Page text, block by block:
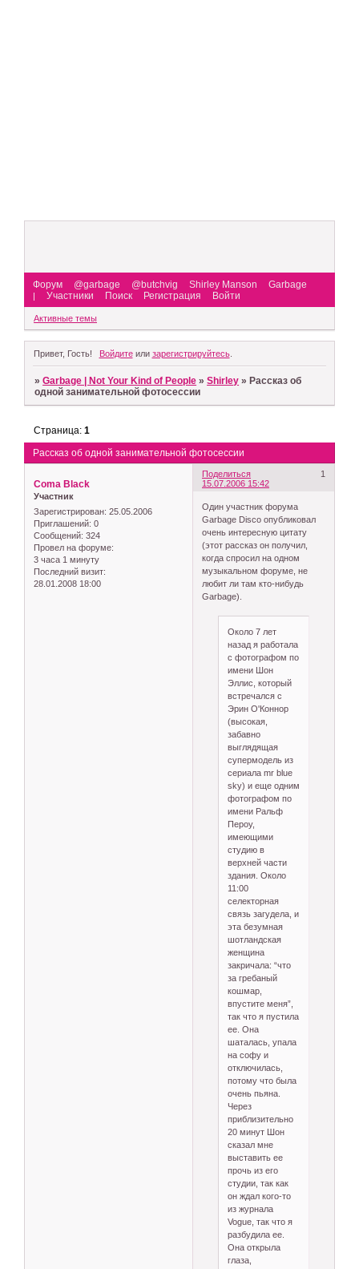
Форум @garbage @butchvig Shirley Manson Garbage
| Участники Поиск Регистрация Войти
Активные темы
Привет, Гость! Войдитеили зарегистрируйтесь.
»Garbage | Not Your Kind of People »Shirley »Рассказ об
одной занимательной фотосессии
Рассказ об одной занимательной фотосессии
Страница:1
Поделиться
1
15.07.2006 15:42
Coma Black
Участник
Зарегистрирован: 25.05.2006
Приглашений: 0
Сообщений: 324
Провел на форуме:
3 часа 1 минуту
Последний визит:
28.01.2008 18:00
Один участник форума
Garbage Disco опубликовал
очень интересную цитату
(этот рассказ он получил,
когда спросил на одном
музыкальном форуме, не
любит ли там кто-нибудь
Garbage).
Около 7 лет
назад я работала
с фотографом по
имени Шон
Эллис, который
встречался с
Эрин О'Коннор
(высокая,
забавно
выглядящая
супермодель из
сериала mr blue
sky) и еще одним
фотографом по
имени Ральф
Пероу,
имеющими
студию в
верхней части
здания. Около
11:00
селекторная
связь загудела, и
эта безумная
шотландская
женщина
закричала: “что
за гребаный
кошмар,
впустите меня”,
так что я пустила
ее. Она
шаталась, упала
на софу и
отключилась,
потому что была
очень пьяна.
Через
приблизительно
20 минут Шон
сказал мне
выставить ее
прочь из его
студии, так как
он ждал кого-то
из журнала
Vogue, так что я
разбудила ее.
Она открыла
глаза,